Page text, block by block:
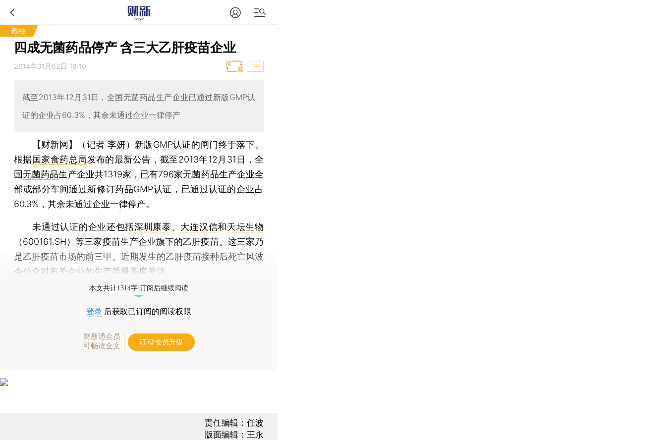
政经
四成无菌药品停产 含三大乙肝疫苗企业
2014年01月02日 18:10 T中
截至2013年12月31日，全国无菌药品生产企业已通过新版GMP认
证的企业占60.3%，其余未通过企业一律停产
【财新网】（记者 李妍） 新版GMP认证的闸门终于落下。
根据国家食药总局发布的最新公告，截至2013年12月31日，全
国无菌药品生产企业共1319家，已有796家无菌药品生产企业全
部或部分车间通过新修订药品GMP认证，已通过认证的企业占
60.3%，其余未通过企业一律停产。
未通过认证的企业还包括深圳康泰、 大连汉信和天坛生物
（600161.SH）等三家疫苗生产企业旗下的乙肝疫苗。这三家乃
是乙肝疫苗市场的前三甲。近期发生的乙肝疫苗接种后死亡风波
令公众对有关企业的生产质量高度关注。
本文共计1314字 订阅后继续阅读
登录 后获取已订阅的阅读权限
财新通会员
可畅读全文
订阅/会员升级
责任编辑：任波
版面编辑：王永